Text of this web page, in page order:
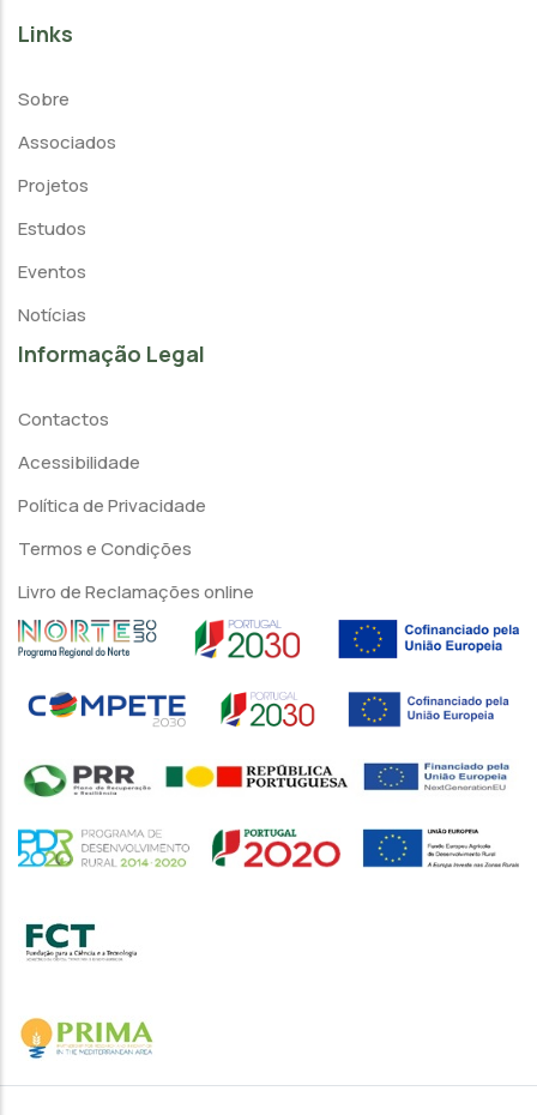
Links
Sobre
Associados
Projetos
Estudos
Eventos
Notícias
Informação Legal
Contactos
Acessibilidade
Política de Privacidade
Termos e Condições
Livro de Reclamações online